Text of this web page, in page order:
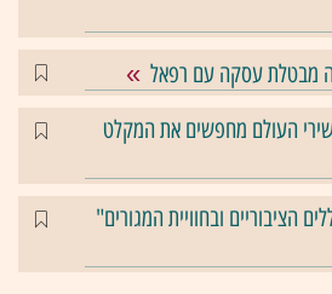
מבטלת עסקה עם רפאל
העולם מחפשים את המקלט
הציבוריים ובחוויית המגורים"